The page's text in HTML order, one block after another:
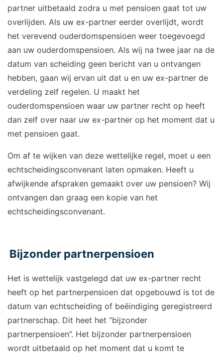
partner uitbetaald zodra u met pensioen gaat tot uw
overlijden. Als uw ex-partner eerder overlijdt, wordt
het verevend ouderdomspensioen weer toegevoegd
aan uw ouderdomspensioen. Als wij na twee jaar na de
datum van scheiding geen bericht van u ontvangen
hebben, gaan wij ervan uit dat u en uw ex-partner de
verdeling zelf regelen. U maakt het
ouderdomspensioen waar uw partner recht op heeft
dan zelf over naar uw ex-partner op het moment dat u
met pensioen gaat.
Om af te wijken van deze wettelijke regel, moet u een
echtscheidingsconvenant laten opmaken. Heeft u
afwijkende afspraken gemaakt over uw pensioen? Wij
ontvangen dan graag een kopie van het
echtscheidingsconvenant.
Bijzonder partnerpensioen
Het is wettelijk vastgelegd dat uw ex-partner recht
heeft op het partnerpensioen dat opgebouwd is tot de
datum van echtscheiding of beëindiging geregistreerd
partnerschap. Dit heet het “bijzonder
partnerpensioen”. Het bijzonder partnerpensioen
wordt uitbetaald op het moment dat u komt te